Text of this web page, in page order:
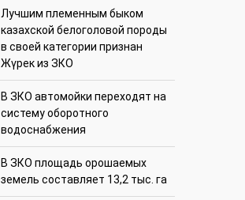
Лучшим племенным быком
казахской белоголовой породы
в своей категории признан
Жүрек из ЗКО
В ЗКО автомойки переходят на
систему оборотного
водоснабжения
В ЗКО площадь орошаемых
земель составляет 13,2 тыс. га